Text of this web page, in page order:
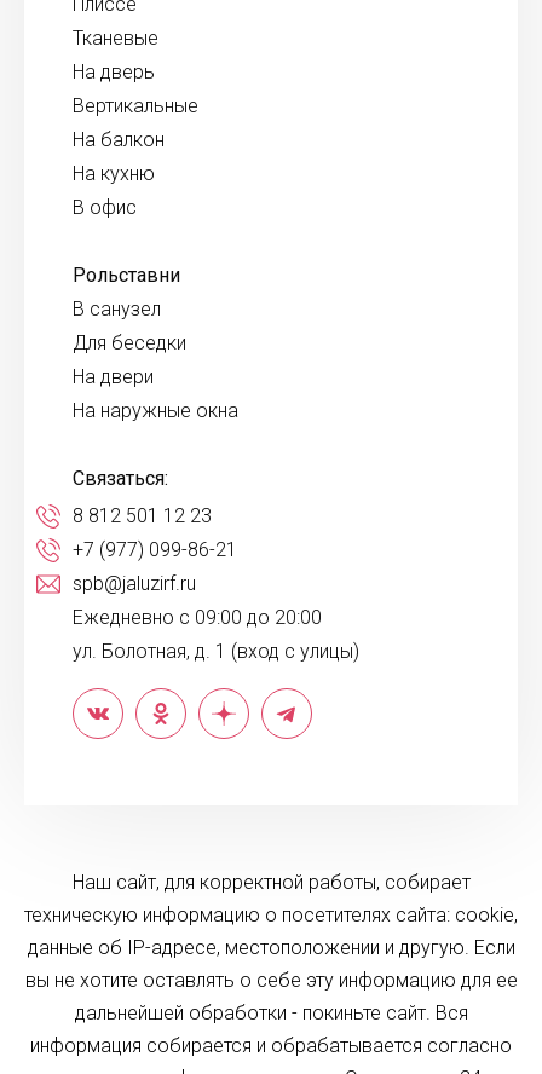
Тканевые
На дверь
Вертикальные
На балкон
На кухню
В офис
Рольставни
В санузел
Для беседки
На двери
На наружные окна
Связаться:
8 812 501 12 23
+7 (977) 099-86-21
spb@jaluzirf.ru
Ежедневно с 09:00 до 20:00
ул. Болотная, д. 1 (вход с улицы)
Наш сайт, для корректной работы, собирает
техническую информацию о посетителях сайта: cookie,
данные об IP-адресе, местоположении и другую. Если
вы не хотите оставлять о себе эту информацию для ее
дальнейшей обработки - покиньте сайт. Вся
информация собирается и обрабатывается согласно